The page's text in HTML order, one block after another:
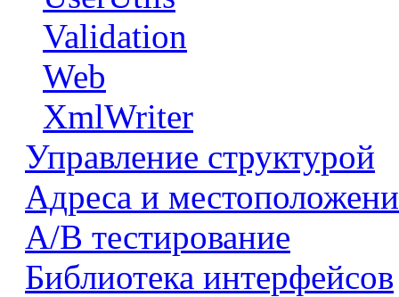
Validation
Web
XmlWriter
Управление структурой
Адреса и
А/В тестирование
Библиотека интерфейсов